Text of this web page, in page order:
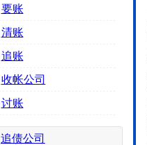
要账
清账
追账
收帐公司
讨账
追债公司